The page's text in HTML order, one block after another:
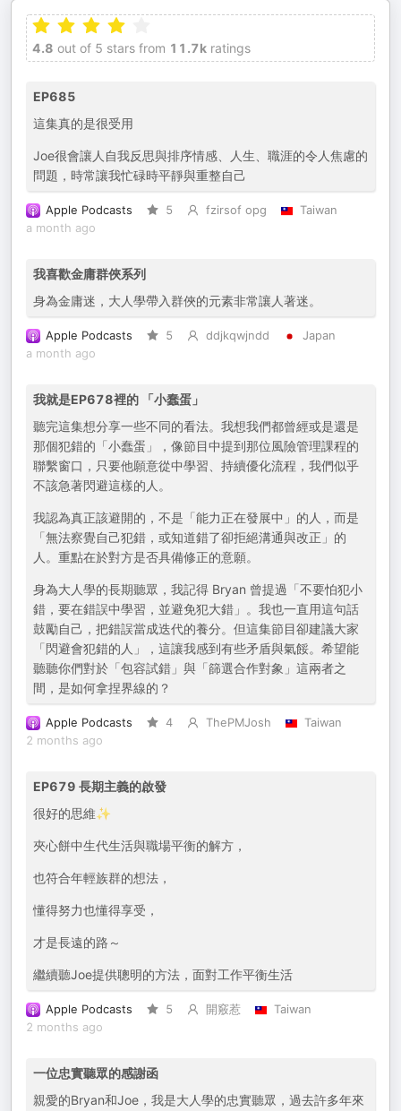
4.8 out of 5 stars from 11.7k ratings
EP685
這集真的是很受用
Joe很會讓人自我反思與排序情感、人生、職涯的令人焦慮的
問題，時常讓我忙碌時平靜與重整自己
Apple Podcasts 5 fzirsof opg
Taiwan
a month ago
我喜歡金庸群俠系列
身為金庸迷，大人學帶入群俠的元素非常讓人著迷。
Apple Podcasts 5 ddjkqwjndd
Japan
a month ago
我就是EP678裡的 「小蠢蛋」
聽完這集想分享一些不同的看法。我想我們都曾經或是還是
那個犯錯的「小蠢蛋」，像節目中提到那位風險管理課程的
聯繫窗口，只要他願意從中學習、持續優化流程，我們似乎
不該急著閃避這樣的人。
我認為真正該避開的，不是「能力正在發展中」的人，而是
「無法察覺自己犯錯，或知道錯了卻拒絕溝通與改正」的
人。重點在於對方是否具備修正的意願。
身為大人學的長期聽眾，我記得 Bryan 曾提過「不要怕犯小
錯，要在錯誤中學習，並避免犯大錯」。我也一直用這句話
鼓勵自己，把錯誤當成迭代的養分。但這集節目卻建議大家
「閃避會犯錯的人」，這讓我感到有些矛盾與氣餒。希望能
聽聽你們對於「包容試錯」與「篩選合作對象」這兩者之
間，是如何拿捏界線的？
Apple Podcasts 4 ThePMJosh
Taiwan
2 months ago
EP679 長期主義的啟發
很好的思維✨
夾心餅中生代生活與職場平衡的解方，
也符合年輕族群的想法，
懂得努力也懂得享受，
才是長遠的路～
繼續聽Joe提供聰明的方法，面對工作平衡生活
Apple Podcasts 5 開竅惹
Taiwan
2 months ago
一位忠實聽眾的感謝函
親愛的Bryan和Joe，我是大人學的忠實聽眾，過去許多年來